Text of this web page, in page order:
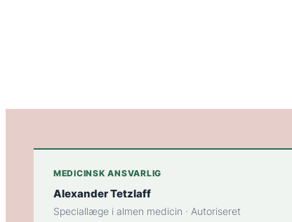
MEDICINSK ANSVARLIG
Alexander Tetzlaff
Speciallæge i almen medicin · Autoriseret